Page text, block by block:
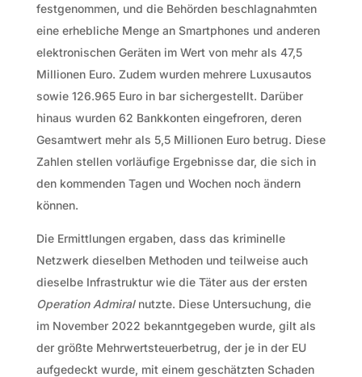
festgenommen, und die Behörden beschlagnahmten
eine erhebliche Menge an Smartphones und anderen
elektronischen Geräten im Wert von mehr als 47,5
Millionen Euro. Zudem wurden mehrere Luxusautos
sowie 126.965 Euro in bar sichergestellt. Darüber
hinaus wurden 62 Bankkonten eingefroren, deren
Gesamtwert mehr als 5,5 Millionen Euro betrug. Diese
Zahlen stellen vorläufige Ergebnisse dar, die sich in
den kommenden Tagen und Wochen noch ändern
können.
Die Ermittlungen ergaben, dass das kriminelle
Netzwerk dieselben Methoden und teilweise auch
dieselbe Infrastruktur wie die Täter aus der ersten
Operation Admiralnutzte. Diese Untersuchung, die
im November 2022 bekanntgegeben wurde, gilt als
der größte Mehrwertsteuerbetrug, der je in der EU
aufgedeckt wurde, mit einem geschätzten Schaden